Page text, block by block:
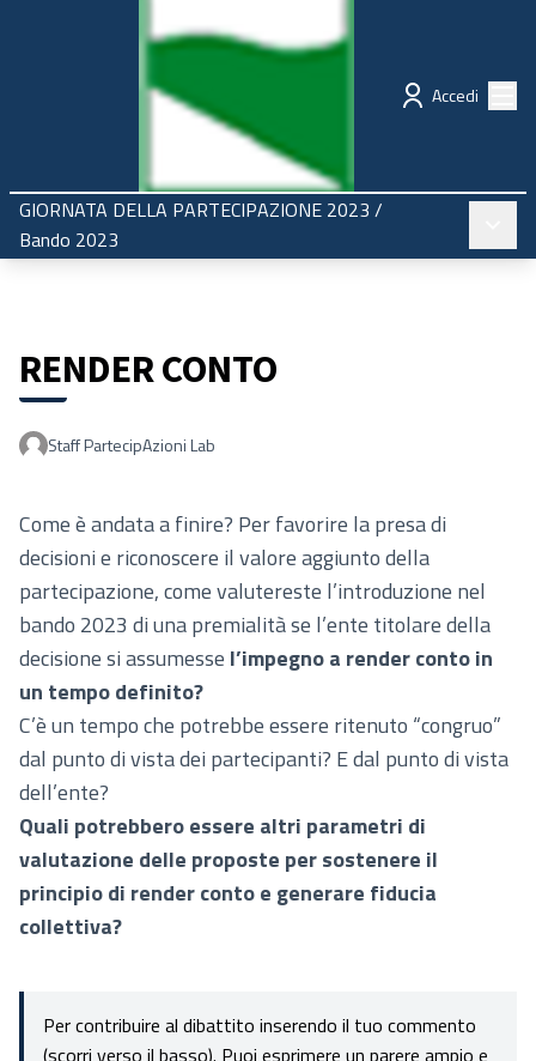
Regione Emilia-Romagna Partecipazione
Accedi
GIORNATA DELLA PARTECIPAZIONE 2023 /
Bando 2023
RENDER CONTO
Staff PartecipAzioni Lab
Come è andata a finire? Per favorire la presa di
decisioni e riconoscere il valore aggiunto della
partecipazione, come valutereste l’introduzione nel
bando 2023 di una premialità se l’ente titolare della
decisione si assumesse l’impegno a render conto in
un tempo definito?
C’è un tempo che potrebbe essere ritenuto “congruo”
dal punto di vista dei partecipanti? E dal punto di vista
dell’ente?
Quali potrebbero essere altri parametri di
valutazione delle proposte per sostenere il
principio di render conto e generare fiducia
collettiva?
Per contribuire al dibattito inserendo il tuo commento
(scorri verso il basso). Puoi esprimere un parere ampio e